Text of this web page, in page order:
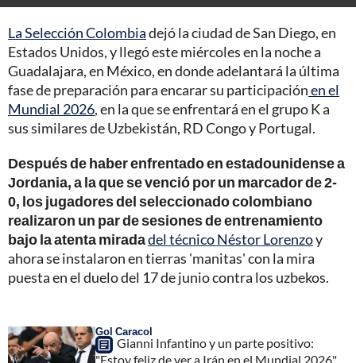
La Selección Colombiadejó la ciudad de San Diego, en
Estados Unidos, y llegó este miércoles en la noche a
Guadalajara, en México, en donde adelantará la última
fase de preparación para encarar su participaciónen el
Mundial 2026, en la que se enfrentará en el grupo K a
sus similares de Uzbekistán, RD Congo y Portugal.
Después de haber enfrentado en estadounidense a
Jordania, a la que se venció por un marcador de 2-
0, los jugadores del seleccionado colombiano
realizaron un par de sesiones de entrenamiento
bajo la atenta miradadel técnico Néstor Lorenzoy
ahora se instalaron en tierras 'manitas' con la mira
puesta en el duelo del 17 de junio contra los uzbekos.
Gol Caracol
Gianni Infantino y un parte positivo:
"Estoy feliz de ver a Irán en el Mundial 2026"